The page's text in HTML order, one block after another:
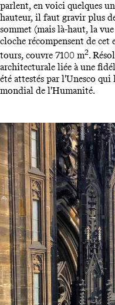
parlent, en voici quelques
hauteur, il faut gravir plus
sommet (mais là-haut, la
cloche récompensent de cet
tours, couvre 7100 m2.
architecturale liée à une
été attestés par l'Unesco
mondial de l'Humanité.